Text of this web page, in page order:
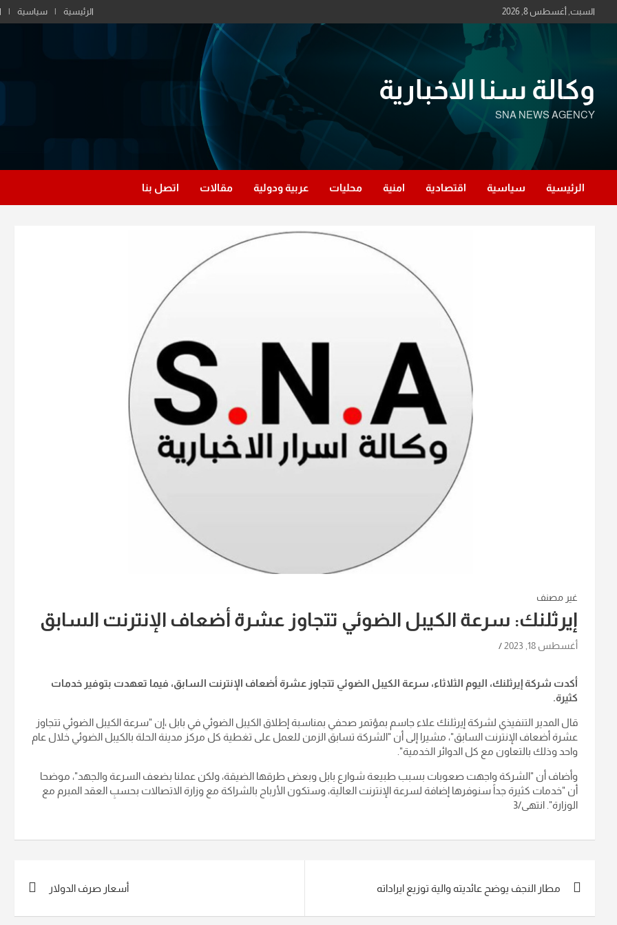
to
السبت, أغسطس 8, 2026 الرئيسية سياسية
وكالة سنا الاخبارية
SNA NEWS AGENCY
الرئيسية سياسية اقتصادية امنية محليات عربية ودولية مقالات اتصل بنا
غير مصنف
إيرثلنك: سرعة الكيبل الضوئي تتجاوز عشرة أضعاف الإنترنت السابق
أغسطس 18, 2023
أكدت شركة إيرثلنك، اليوم الثلاثاء، سرعة الكيبل الضوئي تتجاوز عشرة أضعاف الإنترنت السابق، فيما تعهدت بتوفير خدمات
كثيرة.
قال المدير التنفيذي لشركة إيرثلنك علاء جاسم بمؤتمر صحفي بمناسبة إطلاق الكيبل الضوئي في بابل ،إن "سرعة الكيبل الضوئي تتجاوز
عشرة أضعاف الإنترنت السابق"، مشيرا إلى أن "الشركة تسابق الزمن للعمل على تغطية كل مركز مدينة الحلة بالكيبل الضوئي خلال عام
واحد وذلك بالتعاون مع كل الدوائر الخدمية".
وأضاف أن "الشركة واجهت صعوبات بسبب طبيعة شوارع بابل وبعض طرقها الضيقة، ولكن عملنا بضعف السرعة والجهد"، موضحا
أن "خدمات كثيرة جداً سنوفرها إضافة لسرعة الإنترنت العالية، وستكون الأرباح بالشراكة مع وزارة الاتصالات بحسبِ العقد المبرم مع
الوزارة". انتهى/3
المقالات
مطار النجف يوضح عائديته والية توزيع ايراداته أسعار صرف الدولار